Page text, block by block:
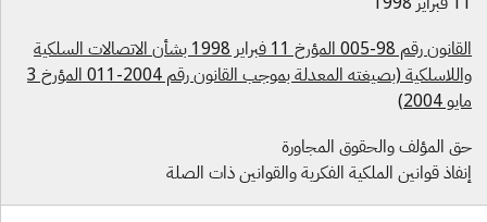
القانون رقم 98-005 المؤرخ 11 فبراير 1998 بشأن الاتصالات السلكية
واللاسلكية (بصيغته المعدلة بموجب القانون رقم 2004-011 المؤرخ 3
2004)
المؤلف والحقوق المجاورة
قوانين الملكية الفكرية والقوانين ذات الصلة